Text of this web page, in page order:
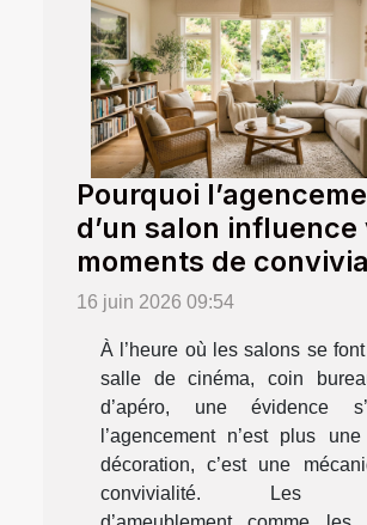
Pourquoi
d’un salon influence
moments de
16 juin 2026 09:54
À l’heure où les salons se
salle de cinéma, coin
d’apéro, une évidence
l’agencement n’est plus
décoration, c’est une
convivialité. Les